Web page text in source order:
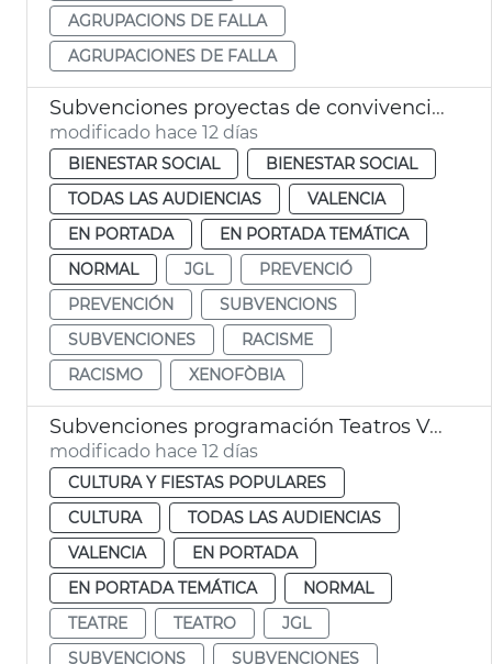
AGRUPACIONS DE FALLA
AGRUPACIONES DE FALLA
Subvenciones proyectas de convivencia intercultural y prevención del racismo
modificado hace 12 días
BIENESTAR SOCIAL
BIENESTAR SOCIAL
TODAS LAS AUDIENCIAS
VALENCIA
EN PORTADA
EN PORTADA TEMÁTICA
NORMAL
JGL
PREVENCIÓ
PREVENCIÓN
SUBVENCIONS
SUBVENCIONES
RACISME
RACISMO
XENOFÒBIA
Subvenciones programación Teatros València
modificado hace 12 días
CULTURA Y FIESTAS POPULARES
CULTURA
TODAS LAS AUDIENCIAS
VALENCIA
EN PORTADA
EN PORTADA TEMÁTICA
NORMAL
TEATRE
TEATRO
JGL
SUBVENCIONS
SUBVENCIONES